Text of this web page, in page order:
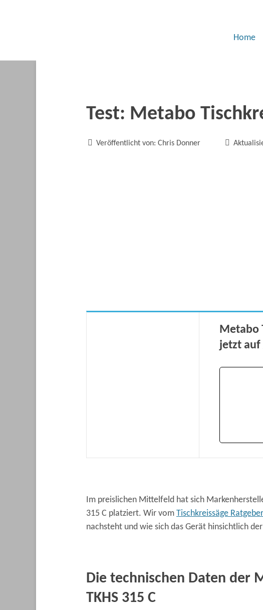
Home
Test: Metabo
 Veröffentlicht von: Chris Donner 
Metabo
jetzt auf
Im preislichen Mittelfeld hat sich
315 C platziert. Wir vom Tischkreissäge Ratgeber
nachsteht und wie sich das Gerät hinsichtlich
Die technischen Daten der
TKHS 315 C